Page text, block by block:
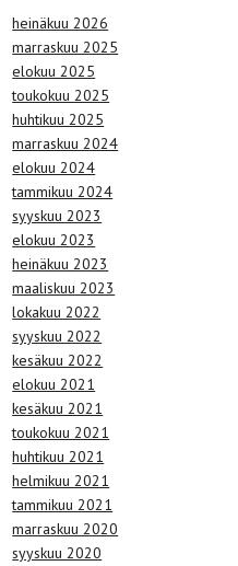
heinäkuu 2026
marraskuu 2025
elokuu 2025
toukokuu 2025
huhtikuu 2025
marraskuu 2024
elokuu 2024
tammikuu 2024
syyskuu 2023
elokuu 2023
heinäkuu 2023
maaliskuu 2023
lokakuu 2022
syyskuu 2022
kesäkuu 2022
elokuu 2021
kesäkuu 2021
toukokuu 2021
huhtikuu 2021
helmikuu 2021
tammikuu 2021
marraskuu 2020
syyskuu 2020